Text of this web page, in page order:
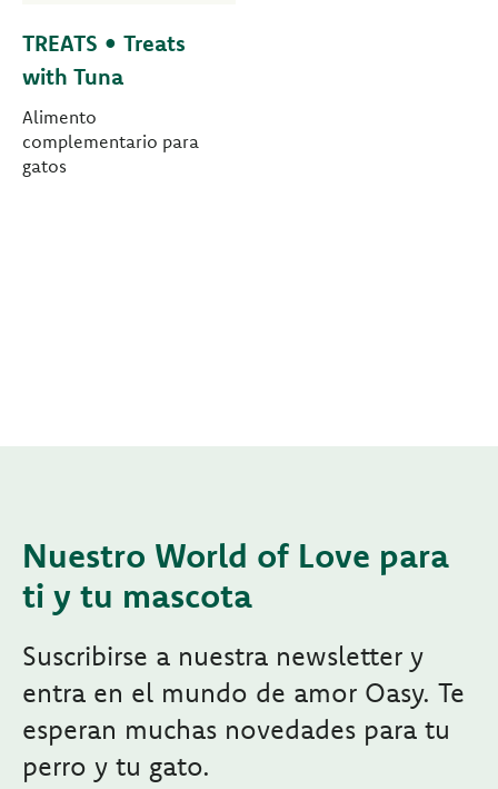
TREATS • Treats
with Tuna
Alimento
complementario para
gatos
Nuestro World of Love para
ti y tu mascota
Suscribirse a nuestra newsletter y
entra en el mundo de amor Oasy. Te
esperan muchas novedades para tu
perro y tu gato.